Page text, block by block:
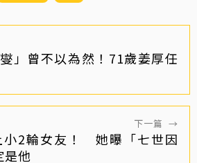
」曾不以為然！71歲姜厚任
下一篇 →
小2輪女友！ 她曝「七世因
是他